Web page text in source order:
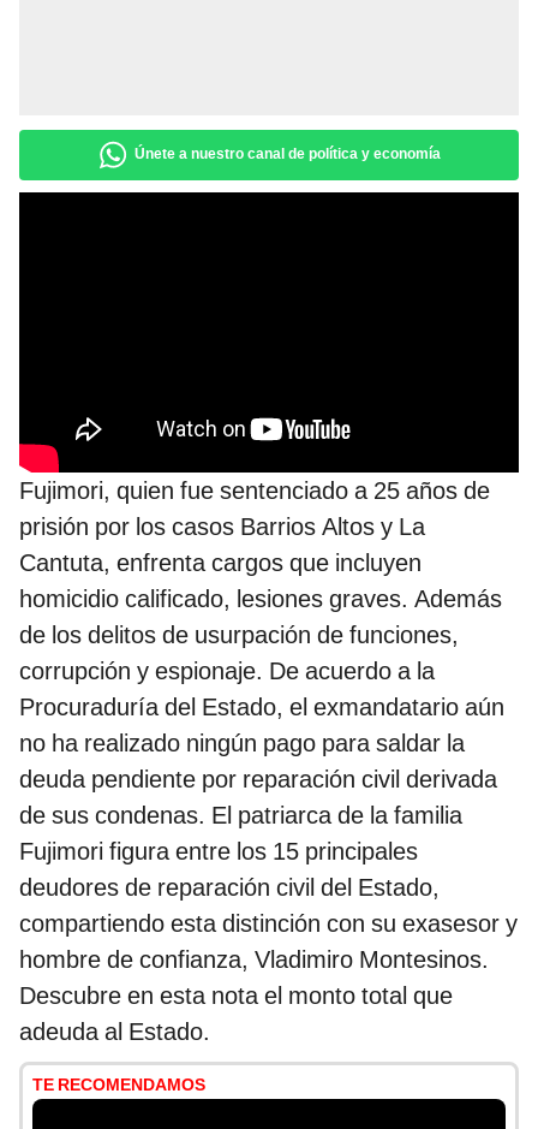
Únete a nuestro canal de política y economía
Fujimori, quien fue sentenciado a 25 años de
prisión por los casos Barrios Altos y La
Cantuta, enfrenta cargos que incluyen
homicidio calificado, lesiones graves. Además
de los delitos de usurpación de funciones,
corrupción y espionaje. De acuerdo a la
Procuraduría del Estado, el exmandatario aún
no ha realizado ningún pago para saldar la
deuda pendiente por reparación civil derivada
de sus condenas. El patriarca de la familia
Fujimori figura entre los 15 principales
deudores de reparación civil del Estado,
compartiendo esta distinción con su exasesor y
hombre de confianza, Vladimiro Montesinos.
Descubre en esta nota el monto total que
adeuda al Estado.
TE RECOMENDAMOS